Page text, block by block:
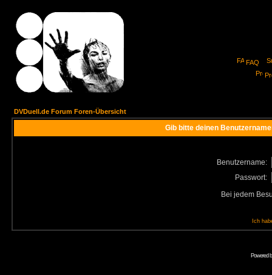
FAQ
DVDuell.de Forum Foren-Übersicht
Gib bitte deinen
Benutzername:
Passwort:
Bei jedem
Ich
Powered